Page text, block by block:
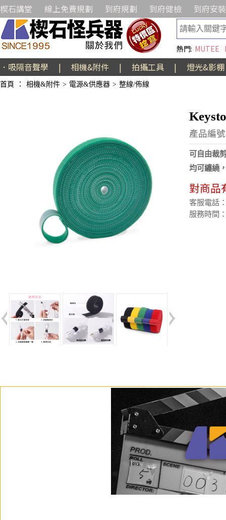
楔石講堂 線上免費規劃 到府規劃 到府健檢 到府安裝
熱門: MUTEE
．吸隔音聲學 | 相機&附件 | 拍攝工具 | 燈光&影棚
首頁 ： 相機&附件 > 電源&供應器 > 整線/佈線
產品編
可自由裁
均可纏繞
對商品
客服電話
服務時間